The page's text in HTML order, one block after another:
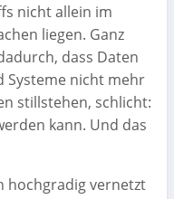
nicht allein im
liegen. Ganz
dass Daten
Systeme nicht mehr
stillstehen, schlicht:
kann. Und das
hochgradig vernetzt